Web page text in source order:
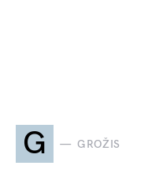
G GROŽIS